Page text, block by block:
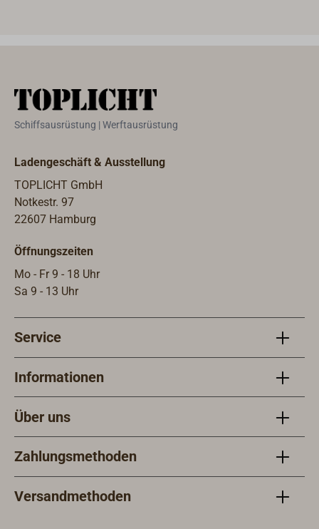
Schiffsausrüstung | Werftausrüstung
Ladengeschäft & Ausstellung
TOPLICHT GmbH
Notkestr. 97
22607 Hamburg
Öffnungszeiten
Mo - Fr 9 - 18 Uhr
Sa 9 - 13 Uhr
Service
Informationen
Über uns
Zahlungsmethoden
Versandmethoden